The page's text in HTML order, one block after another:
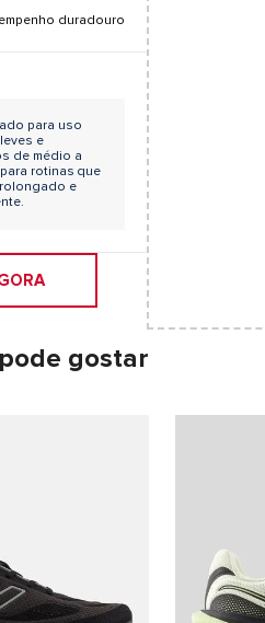
duradouro
para uso
e
de médio a
rotinas que
e
gostar